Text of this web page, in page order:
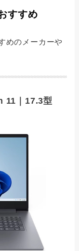
すすめ
めのメーカーや
11｜17.3型